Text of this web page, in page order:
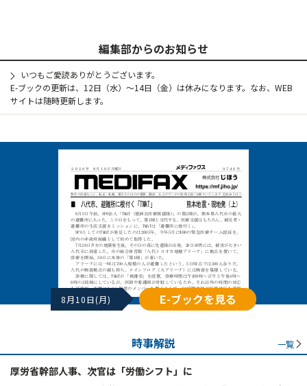
編集部からのお知らせ
いつもご愛読ありがとうございます。
E-ブックの更新は、12日（水）～14日（金）は休みになります。なお、WEB
サイトは随時更新します。
8月10日(月) E-ブックを見る
時事解説 一覧
厚労省幹部人事、次官は「労働シフト」に